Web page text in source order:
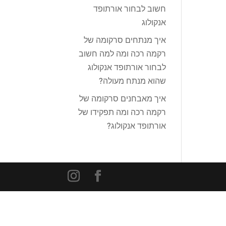
חשוב לבחור אורתופד
אנקולוג
איך מנתחים סרקומה של
רקמה רכה ומה למה חשוב
לבחור אורתופד אנקולוג
שהוא מנתח מעולה?
איך מאבחנים סרקומה של
רקמה רכה ומה תפקידו של
אורתופד אנקולוג?